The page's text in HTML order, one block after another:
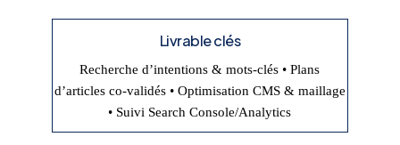
Livrable clés
Recherche d’intentions & mots-clés • Plans
d’articles co-validés • Optimisation CMS & maillage
• Suivi Search Console/Analytics